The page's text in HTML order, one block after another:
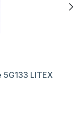
LITEX